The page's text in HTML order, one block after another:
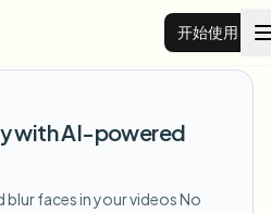
开始使用
with AI-powered
faces in your videosNo